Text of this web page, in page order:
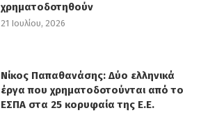
χρηματοδοτηθούν
21 Ιουλίου, 2026
Νίκος Παπαθανάσης: Δύο ελληνικά
έργα που χρηματοδοτούνται από το
ΕΣΠΑ στα 25 κορυφαία της Ε.Ε.